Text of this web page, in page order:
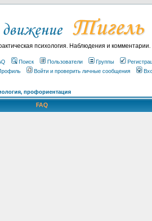
психология. Наблюдения и комментарии.
Поиск Пользователи Группы
Войти и проверить личные сообщения
профориентация
FAQ